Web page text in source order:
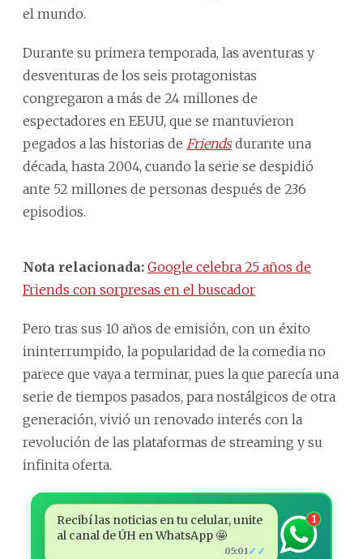
el mundo.
Durante su primera temporada, las aventuras y
desventuras de los seis protagonistas
congregaron a más de 24 millones de
espectadores en EEUU, que se mantuvieron
pegados a las historias de Friendsdurante una
década, hasta 2004, cuando la serie se despidió
ante 52 millones de personas después de 236
episodios.
Nota relacionada: Google celebra 25 años de
Friends con sorpresas en el buscador
Pero tras sus 10 años de emisión, con un éxito
ininterrumpido, la popularidad de la comedia no
parece que vaya a terminar, pues la que parecía una
serie de tiempos pasados, para nostálgicos de otra
generación, vivió un renovado interés con la
revolución de las plataformas de streaming y su
infinita oferta.
Recibí las noticias en tu celular, unite
al canal de ÚH en WhatsApp 🤩
05:01 ✓✓
1